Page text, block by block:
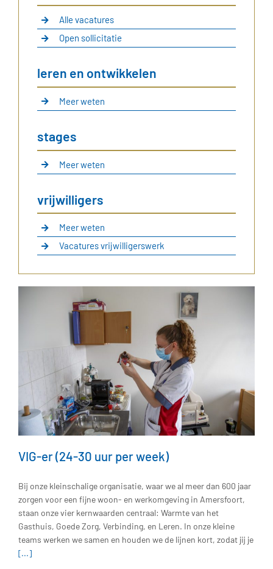
Alle vacatures
Open sollicitatie
leren en ontwikkelen
Meer weten
stages
Meer weten
vrijwilligers
Meer weten
Vacatures vrijwilligerswerk
VIG-er (24-30 uur per week)
Bij onze kleinschalige organisatie, waar we al meer dan 600 jaar
zorgen voor een fijne woon- en werkomgeving in Amersfoort,
staan onze vier kernwaarden centraal: Warmte van het
Gasthuis, Goede Zorg, Verbinding, en Leren. In onze kleine
teams werken we samen en houden we de lijnen kort, zodat jij je
[...]